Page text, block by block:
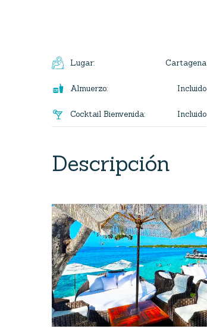
Lugar: Cartagena
 Almuerzo: Incluido
 Cocktail Bienvenida: Incluido
Descripción